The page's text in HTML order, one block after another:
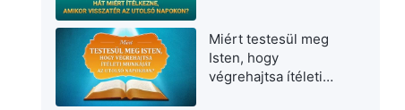
utolsó napokon?
Miért testesül meg
Isten, hogy
végrehajtsa ítéleti